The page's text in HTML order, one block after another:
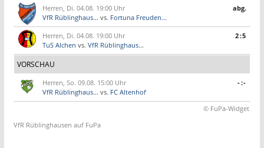
Herren, Di. 04.08. 19:00 Uhr
VfR Rüblinghaus... vs. Fortuna Freuden...
abg.
Herren, Di. 04.08. 19:00 Uhr
TuS Alchen vs. VfR Rüblinghaus...
2:5
VORSCHAU
Herren, So. 09.08. 15:00 Uhr
VfR Rüblinghaus... vs. FC Altenhof
-:-
© FuPa-Widget
VfR Rüblinghausen auf FuPa